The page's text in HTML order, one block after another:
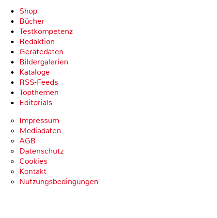
Shop
Bücher
Testkompetenz
Redaktion
Gerätedaten
Bildergalerien
Kataloge
RSS-Feeds
Topthemen
Editorials
Impressum
Mediadaten
AGB
Datenschutz
Cookies
Kontakt
Nutzungsbedingungen